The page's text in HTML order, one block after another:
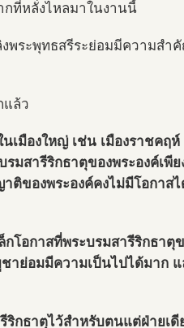
ที่หลั่งไหลมาในงานนี้
งพระพุทธสรีระย่อมมีความสำ
แล้ว
มืองใหญ่ เช่น เมืองราชคฤห์
มสารีริกธาตุของพระองค์เพีย
ติของพระองค์คงไม่มีโอกาส
กโอกาสที่พระบรมสารีริกธาตุ
ชาย่อมมีความเป็นไปได้มาก แ
ริกธาตุไว้สำหรับตนแต่ฝ่ายเดี